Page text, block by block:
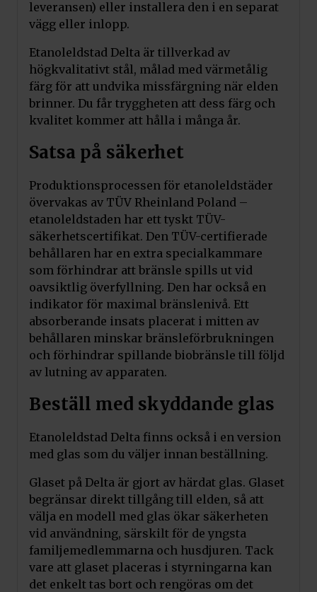
leveransen) eller installera den i en separat
vägg eller inlopp.
Etanoleldstad Delta är tillverkad av
högkvalitativt stål, målad med värmetålig
färg för att undvika missfärgning när elden
brinner. Du får tryggheten att dess färg och
kvalitet kommer att hålla i många år.
Satsa på säkerhet
Produktionsprocessen för etanoleldstäder
övervakas av TÜV Rheinland Poland –
etanoleldstaden har ett tyskt TÜV-
säkerhetscertifikat. Den TÜV-certifierade
behållaren har en extra specialkammare
som förhindrar att bränsle spills ut vid
oavsiktlig överfyllning. Den har också en
indikator för maximal bränslenivå. Ett
absorberande insats placerat i mitten av
behållaren minskar bränsleförbrukningen
och förhindrar spillande biobränsle till följd
av lutning av apparaten.
Beställ med skyddande glas
Etanoleldstad Delta finns också i en version
med glas som du väljer innan beställning.
Glaset på Delta är gjort av härdat glas. Glaset
begränsar direkt tillgång till elden, så att
välja en modell med glas ökar säkerheten
vid användning, särskilt för de yngsta
familjemedlemmarna och husdjuren. Tack
vare att glaset placeras i styrningarna kan
det enkelt tas bort och rengöras om det